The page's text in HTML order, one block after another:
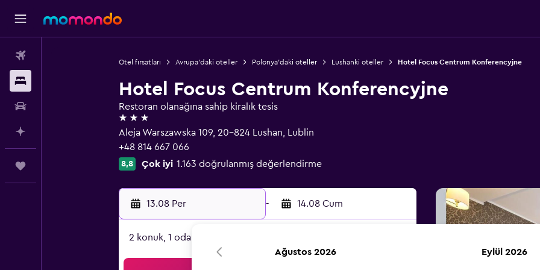
Otel fırsatları Avrupa'daki oteller Polonya'daki oteller Lushanki oteller Hotel Focus Centrum Konferencyjne
Hotel Focus Centrum Konferencyjne
Restoran olanağına sahip kiralık tesis
3 yıldız
Aleja Warszawska 109, 20-824 Lushan, Lublin
+48 814 667 066
8,8 Çok iyi 1.163 doğrulanmış değerlendirme
13.08 Per - 14.08 Cum
2 konuk, 1 oda
Ağustos 2026 Eylül 2026